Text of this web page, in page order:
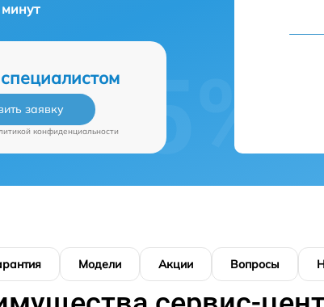
минут
заявку
конфиденциальности
Модели Акции Вопросы